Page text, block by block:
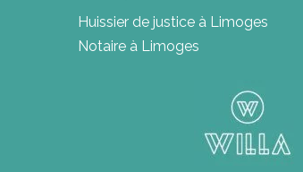
Huissier de justice à Limoges
Notaire à Limoges